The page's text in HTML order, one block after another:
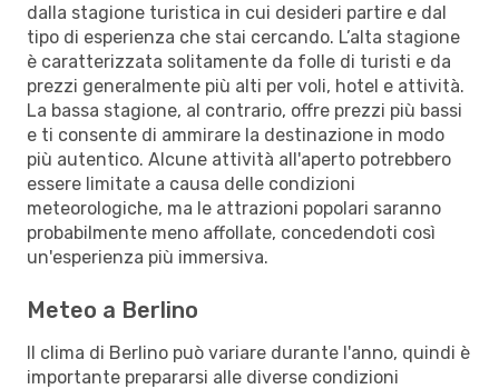
dalla stagione turistica in cui desideri partire e dal
tipo di esperienza che stai cercando. L’alta stagione
è caratterizzata solitamente da folle di turisti e da
prezzi generalmente più alti per voli, hotel e attività.
La bassa stagione, al contrario, offre prezzi più bassi
e ti consente di ammirare la destinazione in modo
più autentico. Alcune attività all'aperto potrebbero
essere limitate a causa delle condizioni
meteorologiche, ma le attrazioni popolari saranno
probabilmente meno affollate, concedendoti così
un'esperienza più immersiva.
Meteo a Berlino
Il clima di Berlino può variare durante l'anno, quindi è
importante prepararsi alle diverse condizioni